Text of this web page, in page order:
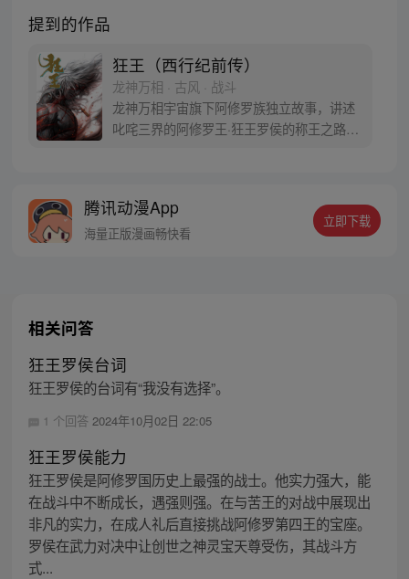
提到的作品
狂王（西行纪前传）
龙神万相 · 古风 · 战斗
龙神万相宇宙旗下阿修罗族独立故事，讲述
叱咤三界的阿修罗王·狂王罗侯的称王之路。
有鱼最终背负挚友的信念成为阿修罗王—狂
王，更名罗侯。天界与阿修罗的百年大战随
腾讯动漫App
海量正版漫画畅快看
立即下载
相关问答
狂王罗侯台词
狂王罗侯的台词有“我没有选择”。
1 个回答 2024年10月02日 22:05
狂王罗侯能力
狂王罗侯是阿修罗国历史上最强的战士。他实力强大，能
在战斗中不断成长，遇强则强。在与苦王的对战中展现出
非凡的实力，在成人礼后直接挑战阿修罗第四王的宝座。
罗侯在武力对决中让创世之神灵宝天尊受伤，其战斗方
式...